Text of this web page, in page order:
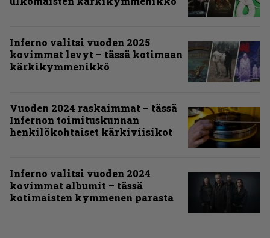
Inferno valitsi vuoden 2025
kovimmat levyt – tässä kotimaan
kärkikymmenikkö
Vuoden 2024 raskaimmat – tässä
Infernon toimituskunnan
henkilökohtaiset kärkiviisikot
Inferno valitsi vuoden 2024
kovimmat albumit – tässä
kotimaisten kymmenen parasta